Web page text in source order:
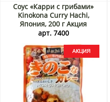
Соус «Карри с грибами»
Kinokona Curry Hachi,
Япония, 200 г Акция
арт. 7400